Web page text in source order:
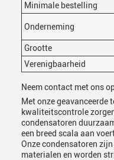
Minimale bestelling
Onderneming
Grootte
Verenigbaarheid
Neem contact met ons
Met onze geavanceerde
kwaliteitscontrole
condensatoren
een breed scala aan
Onze condensatoren
materialen en worden